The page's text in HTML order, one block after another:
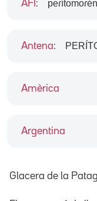
Amèrica
Argentina
AFI :
Antena:
Glacera de la